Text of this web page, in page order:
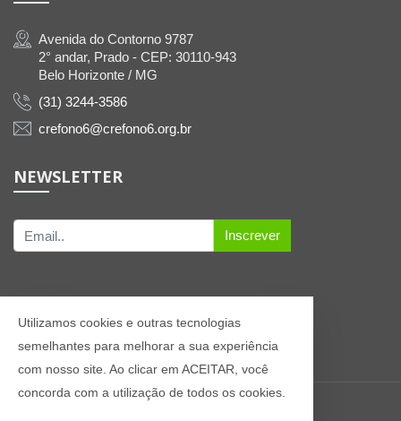
Avenida do Contorno 9787
2° andar, Prado - CEP: 30110-943
Belo Horizonte / MG
(31) 3244-3586
crefono6@crefono6.org.br
NEWSLETTER
Inscrever
Utilizamos cookies e outras tecnologias
semelhantes para melhorar a sua experiência
com nosso site. Ao clicar em ACEITAR, você
concorda com a utilização de todos os cookies.